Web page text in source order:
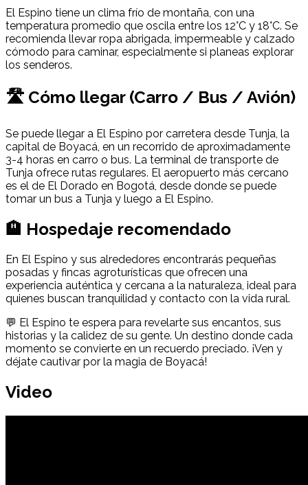
El Espino tiene un clima frío de montaña, con una
temperatura promedio que oscila entre los 12°C y 18°C. Se
recomienda llevar ropa abrigada, impermeable y calzado
cómodo para caminar, especialmente si planeas explorar
los senderos.
🛣 Cómo llegar (Carro / Bus / Avión)
Se puede llegar a El Espino por carretera desde Tunja, la
capital de Boyacá, en un recorrido de aproximadamente
3-4 horas en carro o bus. La terminal de transporte de
Tunja ofrece rutas regulares. El aeropuerto más cercano
es el de El Dorado en Bogotá, desde donde se puede
tomar un bus a Tunja y luego a El Espino.
🏨 Hospedaje recomendado
En El Espino y sus alrededores encontrarás pequeñas
posadas y fincas agroturísticas que ofrecen una
experiencia auténtica y cercana a la naturaleza, ideal para
quienes buscan tranquilidad y contacto con la vida rural.
💬 El Espino te espera para revelarte sus encantos, sus
historias y la calidez de su gente. Un destino donde cada
momento se convierte en un recuerdo preciado. ¡Ven y
déjate cautivar por la magia de Boyacá!
Video